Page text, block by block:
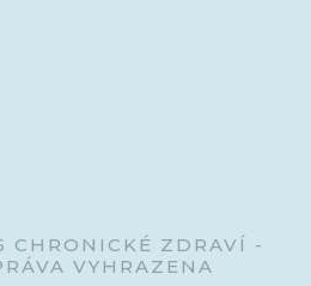
ZDRAVÍ -
VYHRAZENA